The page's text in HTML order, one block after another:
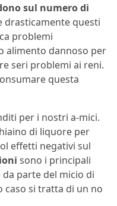
sul numero di
drasticamente questi
problemi
alimento dannoso per
seri problemi ai reni.
questa
per i nostri a-mici.
di liquore per
effetti negativi sul
sono i principali
parte del micio di
caso si tratta di un no